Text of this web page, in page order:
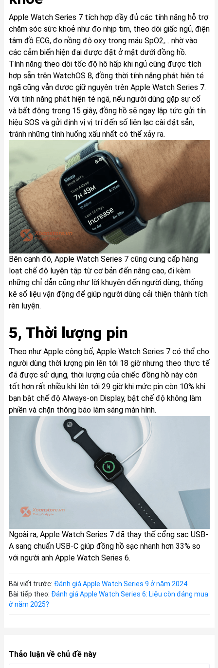
Apple Watch Series 7 tích hợp đầy đủ các tính năng hỗ trợ
chăm sóc sức khoẻ như đo nhịp tim, theo dõi giấc ngủ, điện
tâm đồ ECG, đo nồng độ oxy trong máu SpO2,... nhờ vào
các cảm biến hiện đại được đặt ở mặt dưới đồng hồ.
Tính năng theo dõi tốc độ hô hấp khi ngủ cũng được tích
hợp sẵn trên WatchOS 8, đồng thời tính năng phát hiện té
ngã cũng vẫn được giữ nguyên trên Apple Watch Series 7.
Với tính năng phát hiện té ngã, nếu người dùng gặp sự cố
và bất động trong 15 giây, đồng hồ sẽ ngay lập tức gửi tín
hiệu SOS và gửi định vị vị trí đến số liên lạc cài đặt sẵn,
tránh những tình huống xấu nhất có thể xảy ra.
Bên cạnh đó, Apple Watch Series 7 cũng cung cấp hàng
loạt chế độ luyện tập từ cơ bản đến nâng cao, đi kèm
những chỉ dẫn cũng như lời khuyên đến người dùng, thống
kê số liệu vận động để giúp người dùng cải thiện thành tích
rèn luyện.
5, Thời lượng pin
Theo như Apple công bố, Apple Watch Series 7 có thể cho
người dùng thời lượng pin lên tới 18 giờ nhưng theo thực tế
đã được sử dụng, thời lượng của chiếc đồng hồ này còn
tốt hơn rất nhiều khi lên tới 29 giờ khi mức pin còn 10% khi
bạn bật chế độ Always-on Display, bật chế độ không làm
phiền và chặn thông báo làm sáng màn hình.
Ngoài ra, Apple Watch Series 7 đã thay thế cổng sạc USB-
A sang chuẩn USB-C giúp đồng hồ sạc nhanh hơn 33% so
với người anh Apple Watch Series 6.
Bài viết trước: Đánh giá Apple Watch Series 9 ở năm 2024
Bài tiếp theo: Đánh giá Apple Watch Series 6: Liệu còn đáng mua
ở năm 2025?
Thảo luận về chủ đề này